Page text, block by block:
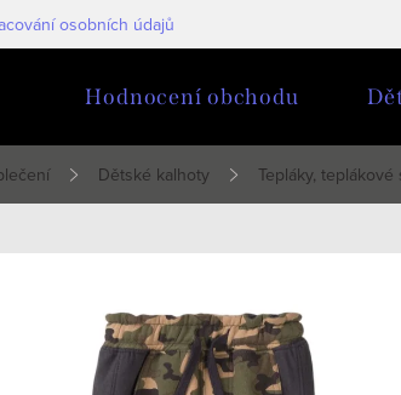
osobních údajů
Hodnocení obchodu
Dětské kalhoty Tepláky,